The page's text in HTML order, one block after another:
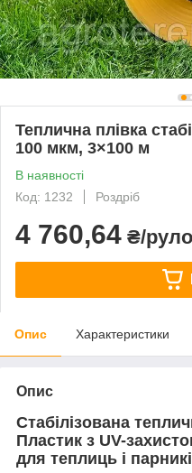
Теплична плівка
100 мкм, 3×100 м
В наявності
Код: 1232
Роздріб
4 760,64 ₴/
Опис Характеристики
Опис
Стабілізована
Пластик з UV-
для теплиць і